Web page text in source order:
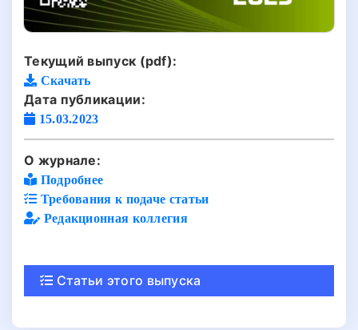
Текущий выпуск (pdf):
Скачать
Дата публикации:
15.03.2023
О журнале:
Подробнее
Требования к подаче статьи
Редакционная коллегия
Статьи этого выпуска